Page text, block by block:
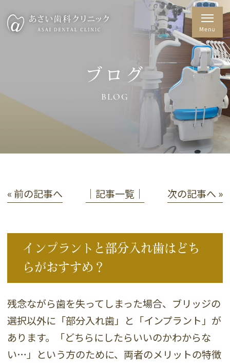
ブログ
BLOG
« 前の記事へ │記事一覧│ 次の記事へ »
インプラントと部分入れ歯はどち
らがおすすめ？
残念ながら歯を失ってしまった場合、ブリッジの
選択以外に「部分入れ歯」と「インプラント」が
あります。「どちらにしたらいいのかわからな
い…」という方のために、両者のメリットの特徴